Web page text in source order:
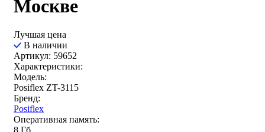
Москве
Лучшая цена
В наличии
Артикул: 59652
Характеристики:
Модель:
Posiflex ZT-3115
Бренд:
Posiflex
Оперативная память: